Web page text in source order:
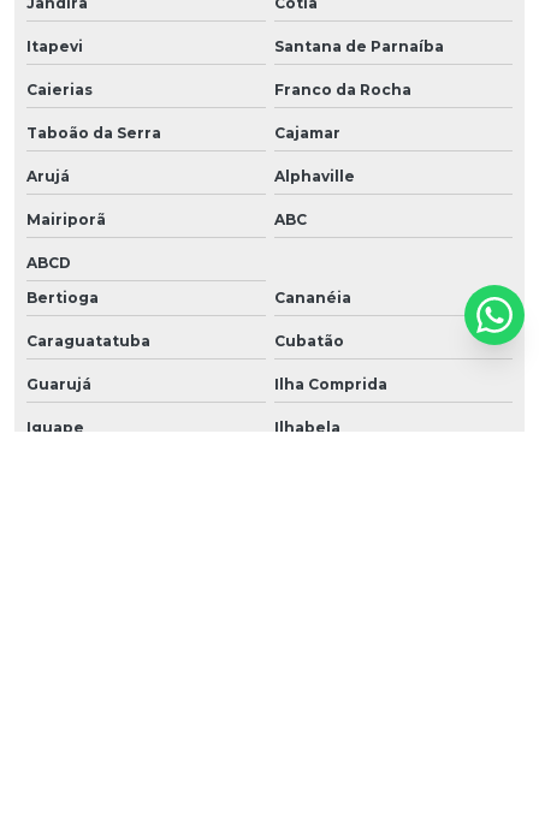
Itapevi Santana de Parnaíba
Caierias Franco da Rocha
Taboão da Serra Cajamar
Arujá Alphaville
Mairiporã ABC
ABCD
Bertioga
Cananéia
Caraguatatuba Cubatão
Guarujá Ilha Comprida
Iguape Ilhabela